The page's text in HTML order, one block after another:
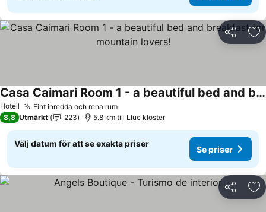
Dela
Hotell Fint inredda och rena rumSe priser
Casa Caimari Room 1 - a beautiful bed and breakfast for mountain lovers!
Se priser
8,8 Utmärkt 223 5.8 km till Lluc kloster
Välj datum för att se exakta priser
Se priser
Dela